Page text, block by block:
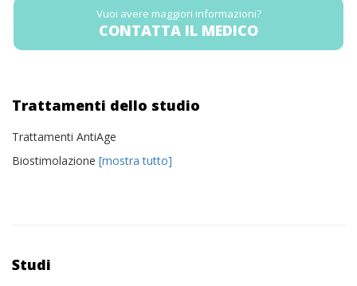
Vuoi avere maggiori informazioni?
CONTATTA IL MEDICO
Trattamenti dello studio
Trattamenti AntiAge
Biostimolazione [mostra tutto]
Studi